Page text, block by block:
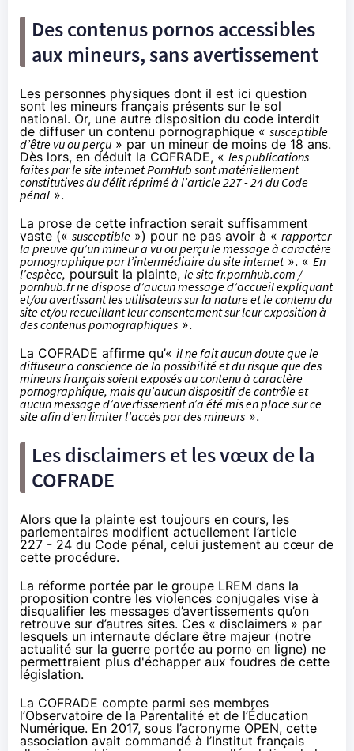
Des contenus pornos accessibles
aux mineurs, sans avertissement
Les personnes physiques dont il est ici question
sont les mineurs français présents sur le sol
national. Or, une autre disposition du code interdit
de diffuser un contenu pornographique « susceptible
d’être vu ou perçu » par un mineur de moins de 18 ans.
Dès lors, en déduit la COFRADE, « les publications
faites par le site internet PornHub sont matériellement
constitutives du délit réprimé à l’article 227 - 24 du Code
pénal ».
La prose de cette infraction serait suffisamment
vaste (« susceptible ») pour ne pas avoir à « rapporter
la preuve qu’un mineur a vu ou perçu le message à caractère
pornographique par l’intermédiaire du site internet». « En
l’espèce, poursuit la plainte, le site fr.pornhub.com /
pornhub.fr ne dispose d’aucun message d’accueil expliquant
et/ou avertissant les utilisateurs sur la nature et le contenu du
site et/ou recueillant leur consentement sur leur exposition à
des contenus pornographiques ».
La COFRADE affirme qu’« il ne fait aucun doute que le
diffuseur a conscience de la possibilité et du risque que des
mineurs français soient exposés au contenu à caractère
pornographique, mais qu’aucun dispositif de contrôle et
aucun message d’avertissement n’a été mis en place sur ce
site afin d’en limiter l’accès par des mineurs ».
Les disclaimers et les vœux de la
COFRADE
Alors que la plainte est toujours en cours, les
parlementaires modifient actuellement l’article
227 - 24 du Code pénal, celui justement au cœur de
cette procédure.
La réforme portée par le groupe LREM dans la
proposition contre les violences conjugales vise à
disqualifier les messages d’avertissements qu’on
retrouve sur d’autres sites. Ces « disclaimers » par
lesquels un internaute déclare être majeur (notre
actualité sur la guerre portée au porno en ligne) ne
permettraient plus d'échapper aux foudres de cette
législation.
La COFRADE compte parmi ses membres
l’Observatoire de la Parentalité et de l’Éducation
Numérique. En 2017, sous l’acronyme OPEN, cette
association avait commandé à l’Institut français